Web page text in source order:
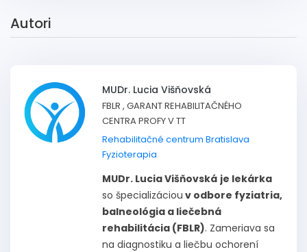
Autori
MUDr. Lucia Višňovská
FBLR , GARANT REHABILITAČNÉHO
CENTRA PROFY V TT
Rehabilitačné centrum Bratislava
Fyzioterapia
MUDr. Lucia Višňovská je lekárka
so špecializáciou v odbore fyziatria,
balneológia a liečebná
rehabilitácia (FBLR). Zameriava sa
na diagnostiku a liečbu ochorení